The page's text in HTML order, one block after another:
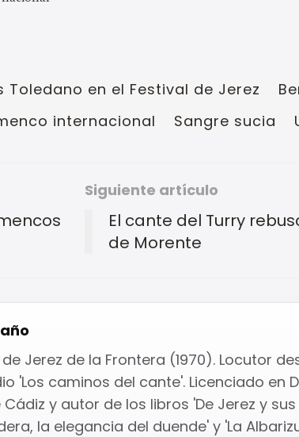
Toledano en el Festival de Jerez
internacional Sangre sucia
Siguiente artículo
El cante del Turry
de Morente
Jerez de la Frontera (1970). Locutor
'Los caminos del cante'. Licenciado en
y autor de los libros 'De Jerez y
la elegancia del duende' y 'La